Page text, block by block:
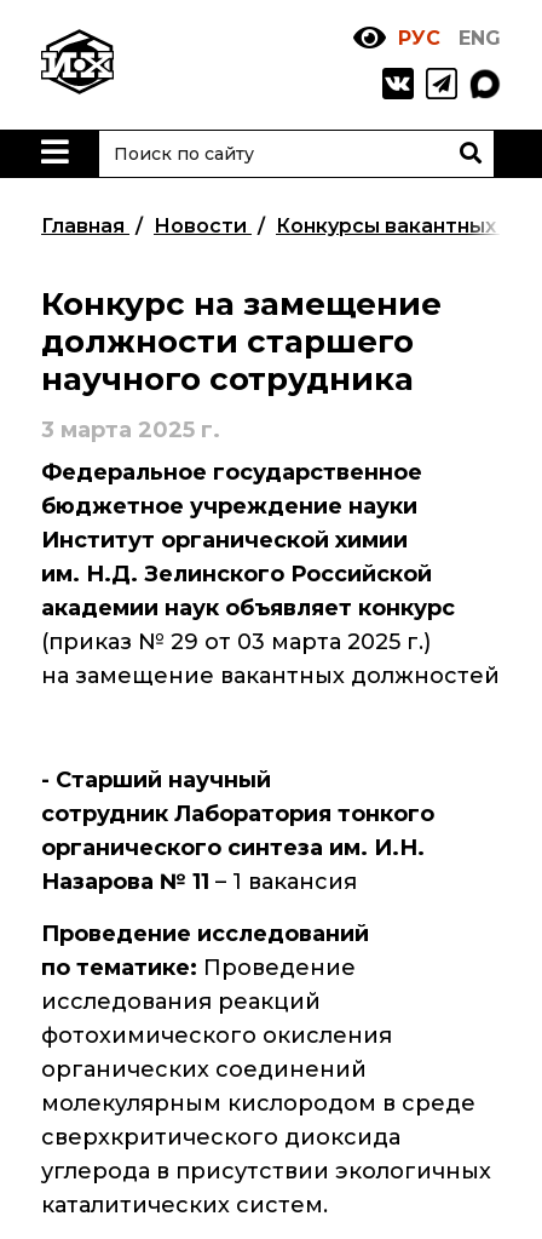
РУС ENG
Жизнь
моменты научной
деятельности
История ИОХ РАН
Администрация
института
Научные школы
Подразделения
Ученый совет ИОХ
РАН
Диссертационные
советы
Совет молодых
ученых ИОХ РАН
пользования
Института
органической химии
РАН (ЦКП ИОХ РАН)
Инфоресурсы
Профком
Документы
Главная Новости Конкурсы вакантных
Конкурс на замещение
должности старшего
научного сотрудника
3 марта 2025 г.
Федеральное государственное
бюджетное учреждение науки
Институт органической химии
им. Н.Д. Зелинского Российской
академии наук объявляет конкурс
(приказ № 29 от 03 марта 2025 г.)
на замещение вакантных должностей
- Старший научный
сотрудник Лаборатория тонкого
органического синтеза им. И.Н.
Назарова № 11 – 1 вакансия
Проведение исследований
по тематике: Проведение
исследования реакций
фотохимического окисления
органических соединений
молекулярным кислородом в среде
сверхкритического диоксида
углерода в присутствии экологичных
каталитических систем.